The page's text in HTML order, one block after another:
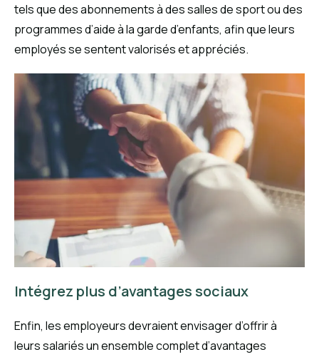
tels que des abonnements à des salles de sport ou des
programmes d’aide à la garde d’enfants, afin que leurs
employés se sentent valorisés et appréciés.
Intégrez plus d’avantages sociaux
Enfin, les employeurs devraient envisager d’offrir à
leurs salariés un ensemble complet d’avantages